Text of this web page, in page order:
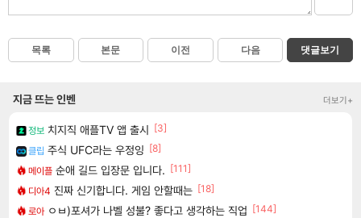
목록 본문 이전 다음 댓글보기
지금 뜨는 인벤 더보기+
정보 치지직 애플TV 앱 출시 [3]
클립 주식 UFC라는 우정잉 [8]
메이플 순애 길드 입장문 입니다. [111]
디아4 진짜 신기합니다. 게임 안할때는 [18]
로아 ㅇㅂ)포셔가 나벨 성불? 좋다고 생각하는 직업 [144]